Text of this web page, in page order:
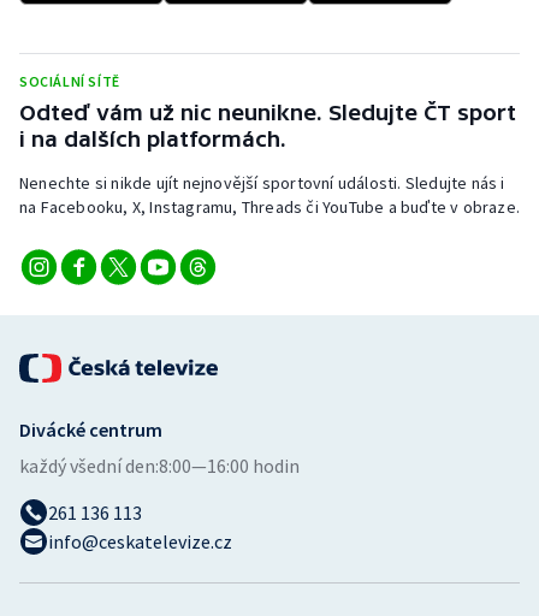
Sportovní střelba
Stolní tenis
Veslování
Vodní slalom
SOCIÁLNÍ SÍTĚ
Odteď vám už nic neunikne. Sledujte ČT sport
i na dalších platformách.
Nenechte si nikde ujít nejnovější sportovní události. Sledujte nás i
na Facebooku, X, Instagramu, Threads či YouTube a buďte v obraze.
Divácké centrum
každý všední den:8:00—16:00 hodin
261 136 113
info@ceskatelevize.cz